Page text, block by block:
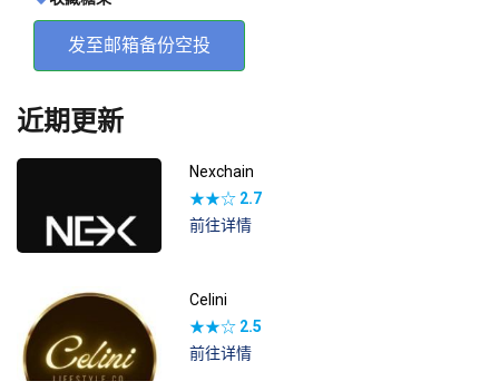
发至邮箱备份空投
近期更新
Nexchain
★★☆ 2.7
前往详情
Celini
★★☆ 2.5
前往详情